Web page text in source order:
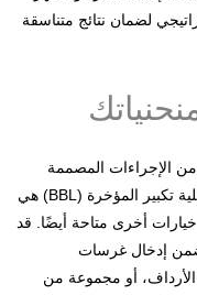
لضمان نتائج متناسقة
الإجراءات المصممة
لتحسين مظهر الأرداف. على الرغم من أن عملية تكبير المؤخرة (BBL) هي
أخرى متاحة أيضًا. قد
إدخال غرسات
أو مجموعة من